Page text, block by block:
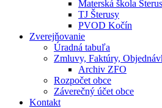
Materská škola
TJ Šterusy
PVOD Kočín
Zverejňovanie
Úradná tabuľa
Zmluvy, Faktúry,
Archiv ZFO
Rozpočet obce
Záverečný účet obce
Kontakt